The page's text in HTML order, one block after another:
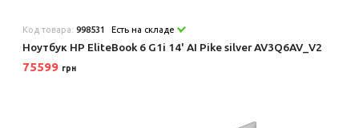
Код товара:998531 Есть на складе
Ноутбук HP EliteBook 6 G1i 14' AI Pike silver AV3Q6AV_V2
75599 грн